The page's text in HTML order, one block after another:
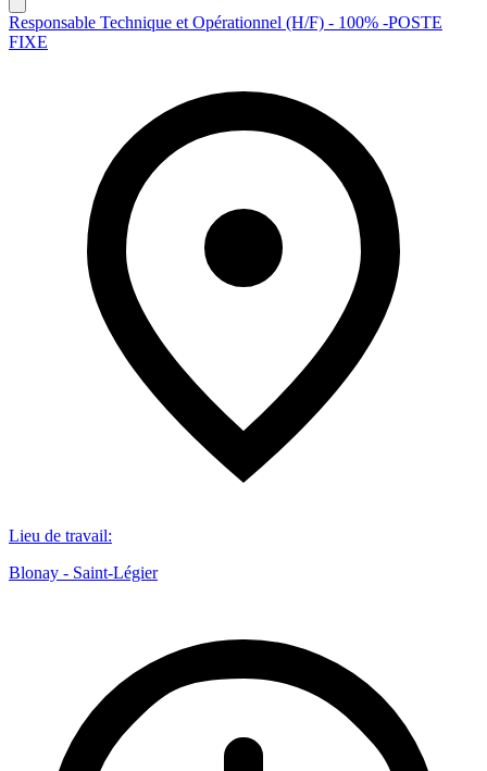
Responsable Technique et Opérationnel (H/F) - 100% -POSTE
FIXE
Lieu de travail:
Blonay - Saint-Légier